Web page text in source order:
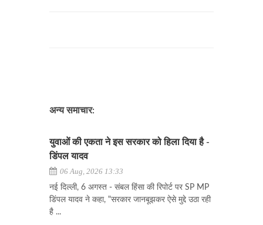
अन्य समाचार:
युवाओं की एकता ने इस सरकार को हिला दिया है -
डिंपल यादव
06 Aug, 2026 13:33
नई दिल्ली, 6 अगस्त - संबल हिंसा की रिपोर्ट पर SP MP
डिंपल यादव ने कहा, "सरकार जानबूझकर ऐसे मुद्दे उठा रही
है ...